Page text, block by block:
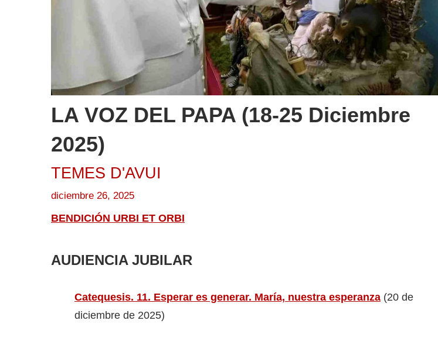
LA VOZ DEL PAPA (18-25 Diciembre
2025)
TEMES D'AVUI
diciembre 26, 2025
BENDICIÓN URBI ET ORBI
AUDIENCIA JUBILAR
Catequesis. 11. Esperar es generar. María, nuestra esperanza (20 de
diciembre de 2025)